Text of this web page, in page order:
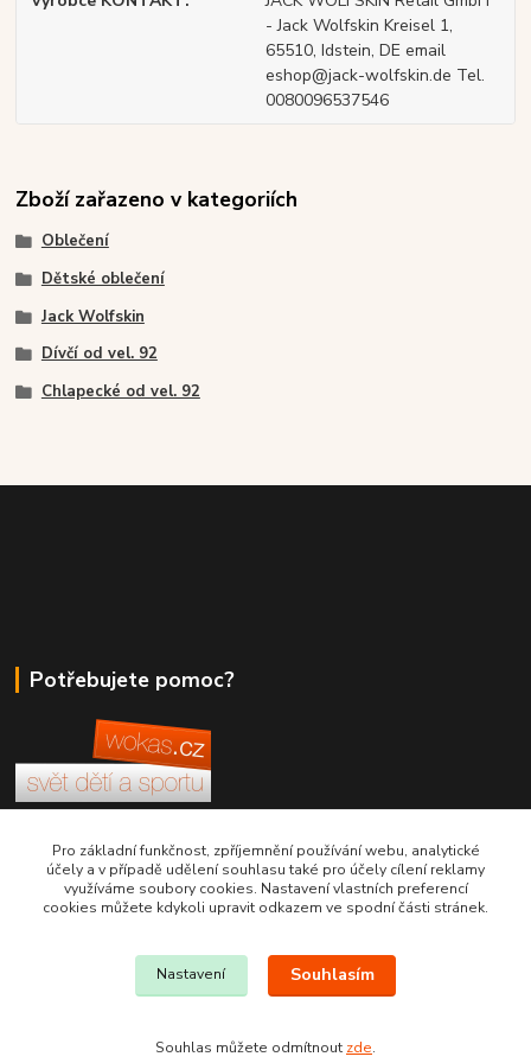
- Jack Wolfskin Kreisel 1,
65510, Idstein, DE email
eshop@jack-wolfskin.de Tel.
0080096537546
Zboží zařazeno v kategoriích
Oblečení
Dětské oblečení
Jack Wolfskin
Dívčí od vel. 92
Chlapecké od vel. 92
Potřebujete pomoc?
+420 380 830 198
wokas.online@yahoo.cz
Pro základní funkčnost, zpříjemnění používání webu, analytické
účely a v případě udělení souhlasu také pro účely cílení reklamy
využíváme soubory cookies. Nastavení vlastních preferencí
cookies můžete kdykoli upravit odkazem ve spodní části stránek.
Nastavení Souhlasím
Souhlas můžete odmítnout zde.